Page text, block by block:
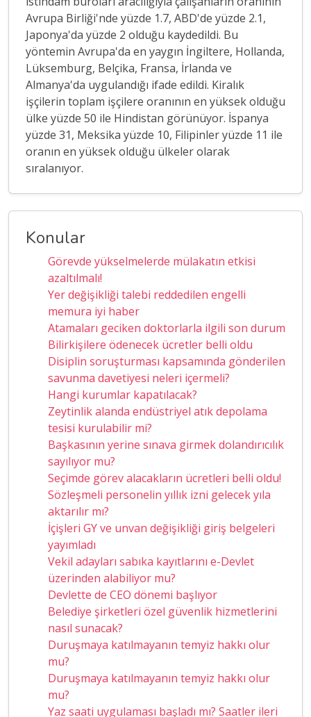
Avrupa Birliği'nde yüzde 1.7, ABD'de yüzde 2.1,
Japonya'da yüzde 2 olduğu kaydedildi. Bu
yöntemin Avrupa'da en yaygın İngiltere, Hollanda,
Lüksemburg, Belçika, Fransa, İrlanda ve
Almanya'da uygulandığı ifade edildi. Kiralık
işçilerin toplam işçilere oranının en yüksek olduğu
ülke yüzde 50 ile Hindistan görünüyor. İspanya
yüzde 31, Meksika yüzde 10, Filipinler yüzde 11 ile
oranın en yüksek olduğu ülkeler olarak
sıralanıyor.
Konular
Görevde yükselmelerde mülakatın etkisi
azaltılmalı!
Yer değişikliği talebi reddedilen engelli
memura iyi haber
Atamaları geciken doktorlarla ilgili son durum
Bilirkişilere ödenecek ücretler belli oldu
Disiplin soruşturması kapsamında gönderilen
savunma davetiyesi neleri içermeli?
Hangi kurumlar kapatılacak?
Zeytinlik alanda endüstriyel atık depolama
tesisi kurulabilir mi?
Başkasının yerine sınava girmek dolandırıcılık
sayılıyor mu?
Seçimde görev alacakların ücretleri belli oldu!
Sözleşmeli personelin yıllık izni gelecek yıla
aktarılır mı?
İçişleri GY ve unvan değişikliği giriş belgeleri
yayımladı
Vekil adayları sabıka kayıtlarını e-Devlet
üzerinden alabiliyor mu?
Devlette de CEO dönemi başlıyor
Belediye şirketleri özel güvenlik hizmetlerini
nasıl sunacak?
Duruşmaya katılmayanın temyiz hakkı olur
mu?
Duruşmaya katılmayanın temyiz hakkı olur
mu?
Yaz saati uygulaması başladı mı? Saatler ileri